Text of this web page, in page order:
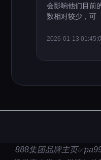
会影响他们目前
数相对较少，可
2026-01-13
888集团品牌主页